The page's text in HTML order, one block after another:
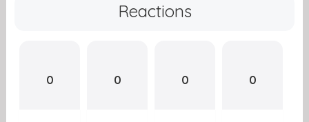
Reactions
0 0 0 0